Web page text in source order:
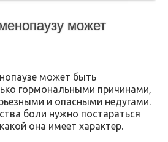
может
может быть
гормональными причинами,
и опасными недугами.
боли нужно постараться
она имеет характер.